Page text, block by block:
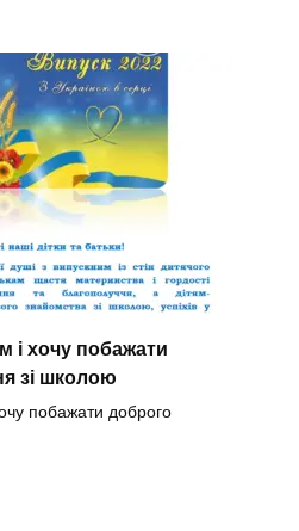
і хочу побажати
зі школою
побажати доброго